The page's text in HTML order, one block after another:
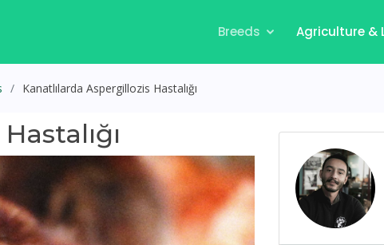
Breeds Agriculture &
Kanatlılarda Aspergillozis Hastalığı